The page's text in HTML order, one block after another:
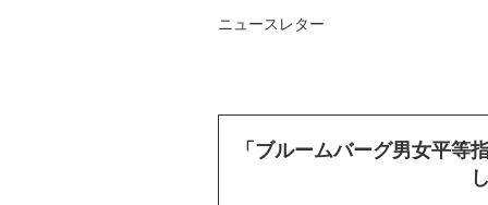
ニュースレター
「ブルームバーグ男女平等